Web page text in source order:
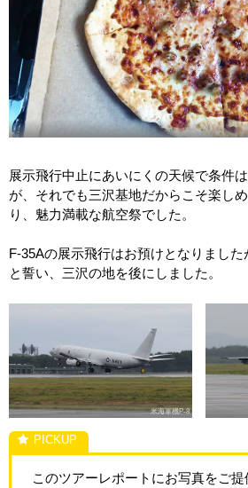
展示飛行中止にあいにくの天候で条件
が、それでも三沢基地だからこそ楽し
り、魅力満載な航空祭でした。
F-35Aの展示飛行はお預けとなりまし
と誓い、三沢の地を後にしました。
米海軍機P-8
このツアーレポートにお写真をご